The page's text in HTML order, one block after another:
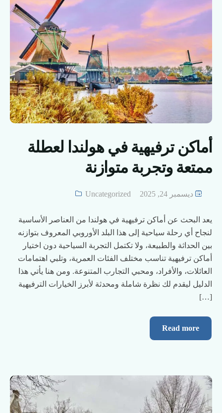
أماكن ترفيهية في هولندا لعطلة
ممتعة وتجربة متوازنة
ديسمبر 24, 2025 Uncategorized
يعد البحث عن أماكن ترفيهية في هولندا من العناصر الأساسية
لنجاح أي رحلة سياحية إلى هذا البلد الأوروبي المعروف بتوازنه
بين الحداثة والطبيعة، ولا تكتمل التجربة السياحية دون اختيار
أماكن ترفيهية تناسب مختلف الفئات العمرية، وتلبي اهتمامات
العائلات، والأفراد، ومحبي التجارب المتنوعة. ومن هنا يأتي هذا
الدليل ليقدم لك نظرة شاملة ومحدثة لأبرز الخيارات الترفيهية
[…]
Read more